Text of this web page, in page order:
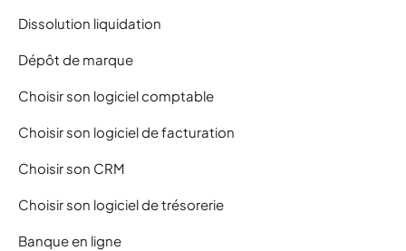
Dissolution liquidation
Dépôt de marque
Choisir son logiciel comptable
Choisir son logiciel de facturation
Choisir son CRM
Choisir son logiciel de trésorerie
Banque en ligne